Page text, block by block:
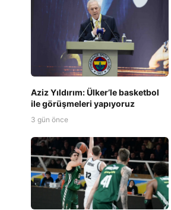
Aziz Yıldırım: Ülker’le basketbol
ile görüşmeleri yapıyoruz
3 gün önce